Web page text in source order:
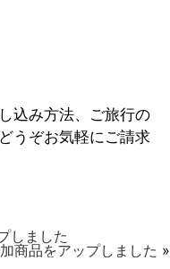
込み方法、ご旅行の
うぞお気軽にご請求
しました
商品をアップしました »